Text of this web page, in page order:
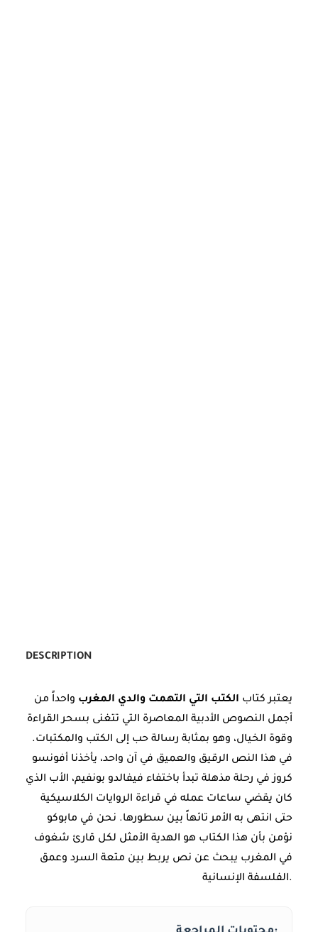
DESCRIPTION
يعتبر كتاب الكتب التي التهمت والدي المغرب واحداً من
أجمل النصوص الأدبية المعاصرة التي تتغنى بسحر القراءة
وقوة الخيال، وهو بمثابة رسالة حب إلى الكتب والمكتبات.
في هذا النص الرقيق والعميق في آن واحد، يأخذنا أفونسو
كروز في رحلة مذهلة تبدأ باختفاء فيفالدو بونفيم، الأب الذي
كان يقضي ساعات عمله في قراءة الروايات الكلاسيكية
حتى انتهى به الأمر تائهاً بين سطورها. نحن في مابوكو
نؤمن بأن هذا الكتاب هو الهدية الأمثل لكل قارئ شغوف
في المغرب يبحث عن نص يربط بين متعة السرد وعمق
الفلسفة الإنسانية.